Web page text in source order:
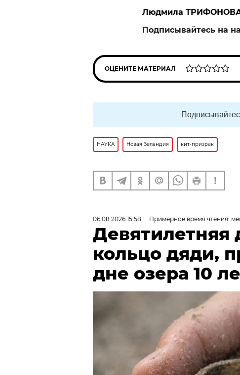
Людмила
Подписывайтесь на
ОЦЕНИТЕ МАТЕРИАЛ
НАУКА Новая Зеландия кит-призрак
06.08.2026 15:58 Примерное время чтения:
Девятилетняя
кольцо дяди,
дне озера 10